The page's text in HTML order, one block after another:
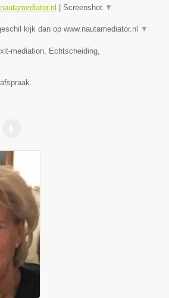
Screenshot ▼
kijk dan op www.nautamediator.nl ▼
mediation, Echtscheiding,